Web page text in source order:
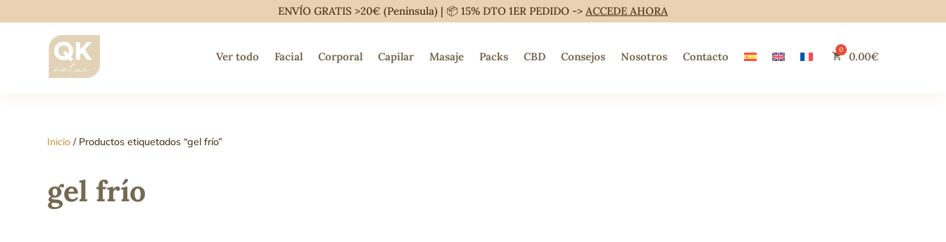
ENVÍO GRATIS >20€ (Península) | 📦 15% DTO 1ER PEDIDO -> ACCEDE AHORA
Ver todo Facial Corporal Capilar Masaje Packs CBD Consejos Nosotros Contacto 0.00€
Inicio / Productos etiquetados “gel frío”
gel frío